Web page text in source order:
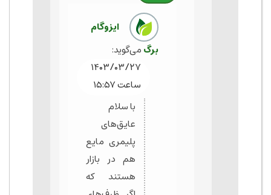
ایزوگام
برگمی‌گوید:
۱۴۰۳/۰۳/۲۷
ساعت ۱۵:۵۷
با سلام
عایق‌های
پلیمری مایع
هم در بازار
هستند که